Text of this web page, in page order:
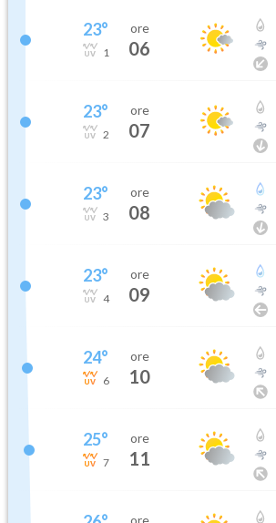
23°
1
ore
06
23°
2
ore
07
23°
3
ore
08
23°
4
ore
09
24°
6
ore
10
25°
7
ore
11
ore